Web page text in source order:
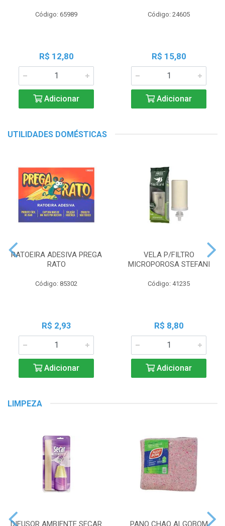
Código: 65989
R$ 12,80
Adicionar
Código: 24605
R$ 15,80
Adicionar
UTILIDADES DOMÉSTICAS
RATOEIRA ADESIVA PREGA
RATO
Código: 85302
R$ 2,93
Adicionar
VELA P/FILTRO
MICROPOROSA STEFANI
Código: 41235
R$ 8,80
Adicionar
LIMPEZA
DIFUSOR AMBIENTE SECAR PANO CHAO ALGOBOM